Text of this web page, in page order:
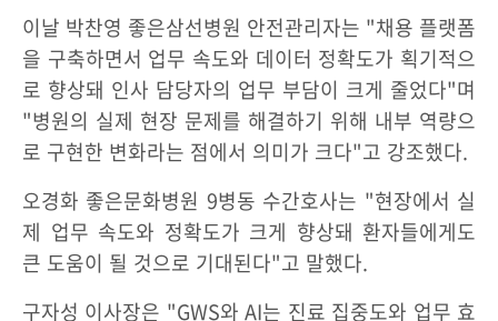
이날 박찬영 좋은삼선병원 안전관리자는 "채용 플랫폼
을 구축하면서 업무 속도와 데이터 정확도가 획기적으
로 향상돼 인사 담당자의 업무 부담이 크게 줄었다"며
"병원의 실제 현장 문제를 해결하기 위해 내부 역량으
로 구현한 변화라는 점에서 의미가 크다"고 강조했다.
오경화 좋은문화병원 9병동 수간호사는 "현장에서 실
제 업무 속도와 정확도가 크게 향상돼 환자들에게도
큰 도움이 될 것으로 기대된다"고 말했다.
구자성 이사장은 "GWS와 AI는 진료 집중도와 업무 효